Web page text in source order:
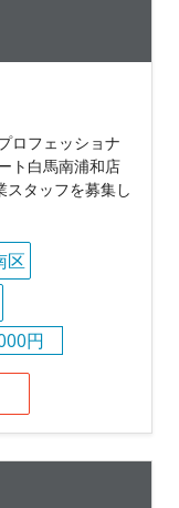
ロフェッショナ
ト白馬南浦和店
スタッフを募集し
区
円